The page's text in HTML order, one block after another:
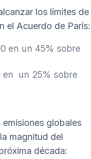
los límites de
el Acuerdo de París:
en un 45% sobre
en un 25% sobre
emisiones globales
magnitud del
década: